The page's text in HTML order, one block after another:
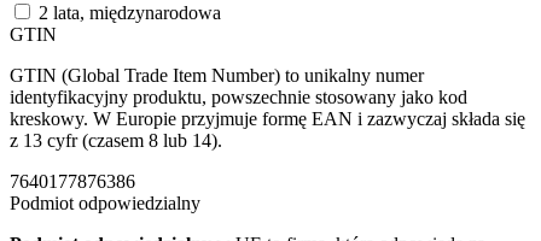
2 lata, międzynarodowa
GTIN
GTIN (Global Trade Item Number) to unikalny numer
identyfikacyjny produktu, powszechnie stosowany jako kod
kreskowy. W Europie przyjmuje formę EAN i zazwyczaj składa się
z 13 cyfr (czasem 8 lub 14).
7640177876386
Podmiot odpowiedzialny